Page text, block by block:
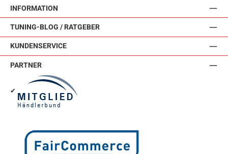
INFORMATION
TUNING-BLOG / RATGEBER
KUNDENSERVICE
PARTNER
✔